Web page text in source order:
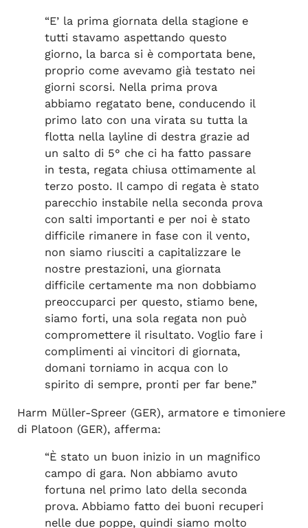
“E’ la prima giornata della stagione e
tutti stavamo aspettando questo
giorno, la barca si è comportata bene,
proprio come avevamo già testato nei
giorni scorsi. Nella prima prova
abbiamo regatato bene, conducendo il
primo lato con una virata su tutta la
flotta nella layline di destra grazie ad
un salto di 5° che ci ha fatto passare
in testa, regata chiusa ottimamente al
terzo posto. Il campo di regata è stato
parecchio instabile nella seconda prova
con salti importanti e per noi è stato
difficile rimanere in fase con il vento,
non siamo riusciti a capitalizzare le
nostre prestazioni, una giornata
difficile certamente ma non dobbiamo
preoccuparci per questo, stiamo bene,
siamo forti, una sola regata non può
compromettere il risultato. Voglio fare i
complimenti ai vincitori di giornata,
domani torniamo in acqua con lo
spirito di sempre, pronti per far bene.”
Harm Müller-Spreer (GER), armatore e timoniere
di Platoon (GER), afferma:
“È stato un buon inizio in un magnifico
campo di gara. Non abbiamo avuto
fortuna nel primo lato della seconda
prova. Abbiamo fatto dei buoni recuperi
nelle due poppe, quindi siamo molto